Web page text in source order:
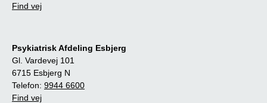
Find vej
Psykiatrisk Afdeling Esbjerg
Gl. Vardevej 101
6715 Esbjerg N
Telefon: 9944 6600
Find vej